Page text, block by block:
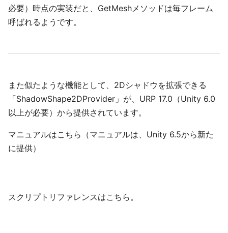
必要）時点の実装だと、GetMeshメソッドは毎フレーム
呼ばれるようです。
また似たような機能として、2Dシャドウを拡張できる
「ShadowShape2DProvider」が、URP 17.0（Unity 6.0
以上が必要）から提供されています。
マニュアルはこちら（マニュアルは、Unity 6.5から新た
に提供）
スクリプトリファレンスはこちら。